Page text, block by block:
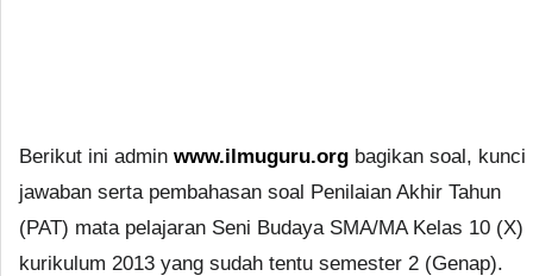
Berikut ini admin www.ilmuguru.org bagikan soal, kunci
jawaban serta pembahasan soal Penilaian Akhir Tahun
(PAT) mata pelajaran Seni Budaya SMA/MA Kelas 10 (X)
kurikulum 2013 yang sudah tentu semester 2 (Genap).